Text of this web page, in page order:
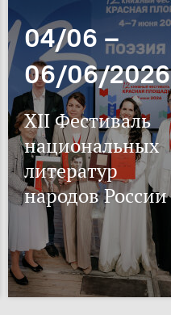
04/06 –
06/06/2026
XII Фестиваль
национальных
литератур
народов России